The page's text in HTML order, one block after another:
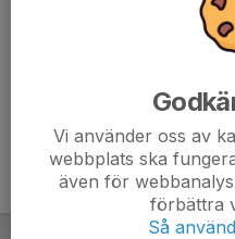
Vi använder oss av
webbplats ska
även för
förbättra
Så